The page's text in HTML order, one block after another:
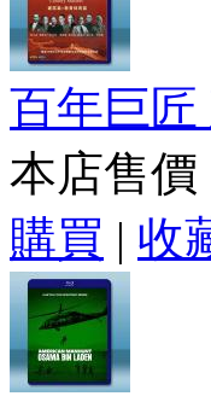
百年巨匠
本店售價
購買 | 收